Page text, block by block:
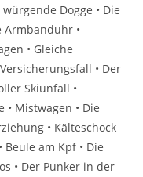
Dogge • Die
Armbanduhr •
• Gleiche
• Der
Skiunfall •
• Mistwagen • Die
• Kälteschock
am Kpf • Die
• Der Punker in der